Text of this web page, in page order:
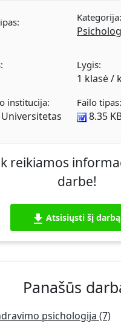
Kategorija:
Lygis:
1 klasė /
institucija: Failo tipas:
8.35
reikiamos
darbe!
Atsisiųsti šį darbą
Panašūs
psichologija (7)